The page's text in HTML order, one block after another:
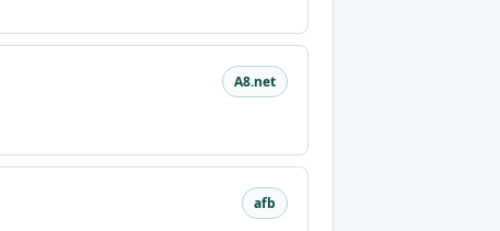
A8.net
afb